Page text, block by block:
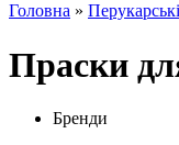
Головна »
Праски
Бренди